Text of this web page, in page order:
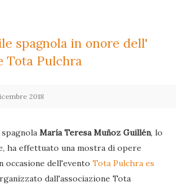
spagnola in onore dell'
Tota Pulchra
2018
María Teresa Muñoz Guillén, lo
ha effettuato una mostra di opere
dell'evento Tota Pulchra es
dall'associazione Tota